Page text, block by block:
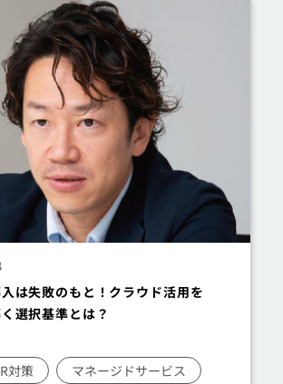
は失敗のもと！クラウド活用を
選択基準とは？
対策
マネージドサービス